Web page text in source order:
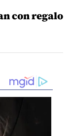
con regalo